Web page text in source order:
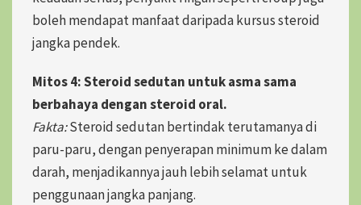
boleh mendapat manfaat daripada kursus steroid
jangka pendek.
Mitos 4: Steroid sedutan untuk asma sama
berbahaya dengan steroid oral.
Fakta:Steroid sedutan bertindak terutamanya di
paru-paru, dengan penyerapan minimum ke dalam
darah, menjadikannya jauh lebih selamat untuk
penggunaan jangka panjang.